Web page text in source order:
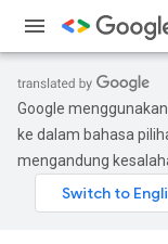
Google
ke dalam bahasa
mengandung